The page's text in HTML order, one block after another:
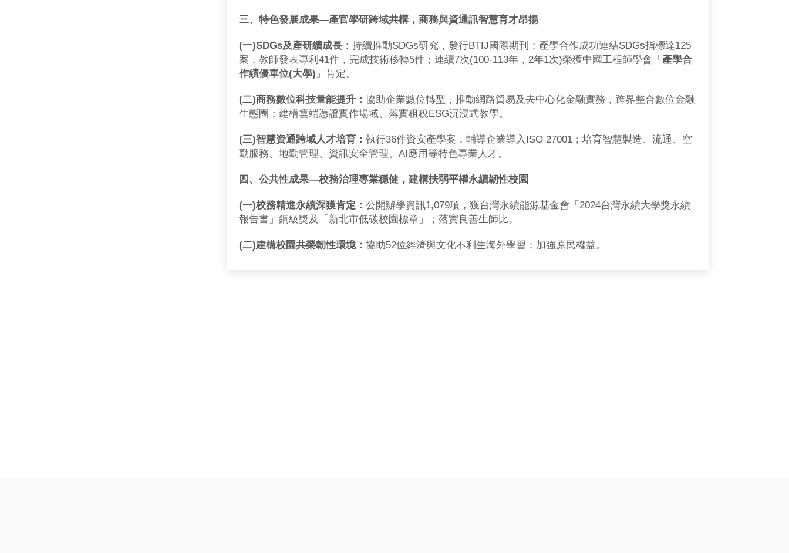
三、特色發展成果—產官學研跨域共構，商務與資通訊智慧育才昂揚
(一)SDGs及產研續成長 ：持續推動SDGs研究，發行BTIJ國際期刊；產學合作成功連結SDGs指標達125
案，教師發表專利41件，完成技術移轉5件；連續7次(100-113年，2年1次)榮獲中國工程師學會「 產學合
作績優單位(大學) 」肯定。
(二)商務數位科技量能提升： 協助企業數位轉型，推動網路貿易及去中心化金融實務，跨界整合數位金融
生態圈；建構雲端憑證實作場域、落實租稅ESG沉浸式教學。
(三)智慧資通跨域人才培育： 執行36件資安產學案，輔導企業導入ISO 27001；培育智慧製造、流通、空
勤服務、地勤管理、資訊安全管理、AI應用等特色專業人才。
四、公共性成果—校務治理專業穩健，建構扶弱平權永續韌性校園
(一)校務精進永續深獲肯定： 公開辦學資訊1,079項，獲台灣永續能源基金會「2024台灣永續大學獎永續
報告書」銅級獎及「新北市低碳校園標章」；落實良善生師比。
(二)建構校園共榮韌性環境： 協助52位經濟與文化不利生海外學習；加強原民權益。